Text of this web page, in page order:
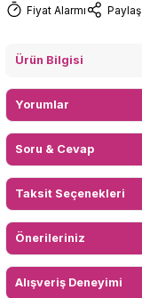
Fiyat Alarmı Paylaş
Ürün Bilgisi
Yorumlar
Soru & Cevap
Taksit Seçenekleri
Önerileriniz
Alışveriş Deneyimi